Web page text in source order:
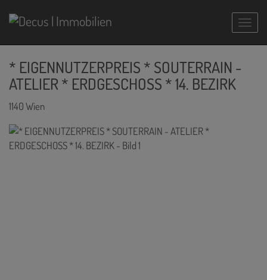
* EIGENNUTZERPREIS * SOUTERRAIN -
ATELIER * ERDGESCHOSS * 14. BEZIRK
1140 Wien